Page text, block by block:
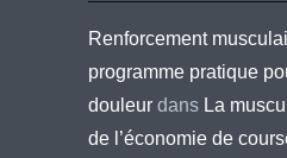
Renforcement
programme pratique
douleur dans La
de l’économie de